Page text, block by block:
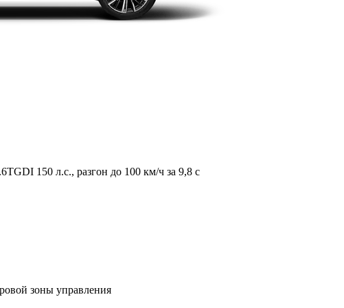
150 л.с., разгон до 100 км/ч за 9,8 с
зоны управления